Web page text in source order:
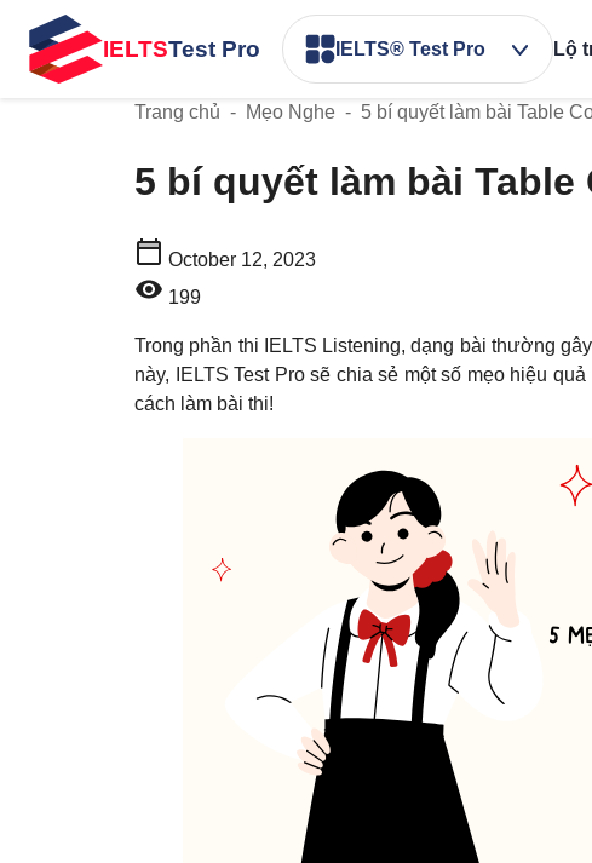
IELTSTest Pro IELTS® Test Pro Lộ
Trang chủ - Mẹo Nghe - 5 bí quyết làm bài Table
5 bí quyết làm bài
October 12, 2023
199
Trong phần thi IELTS Listening, dạng bài thường
này, IELTS Test Pro sẽ chia sẻ một số mẹo hiệu
cách làm bài thi!